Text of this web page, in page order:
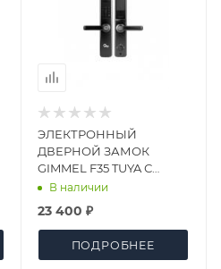
ЭЛЕКТРОННЫЙ
ДВЕРНОЙ ЗАМОК
GIMMEL F35 TUYA С
РАСПОЗНАВАНИЕМ
В наличии
23 400 ₽
ПОДРОБНЕЕ